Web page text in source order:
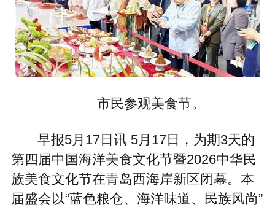
市民参观美食节。
早报5月17日讯 5月17日，为期3天的
第四届中国海洋美食文化节暨2026中华民
族美食文化节在青岛西海岸新区闭幕。本
届盛会以“蓝色粮仓、海洋味道、民族风尚”